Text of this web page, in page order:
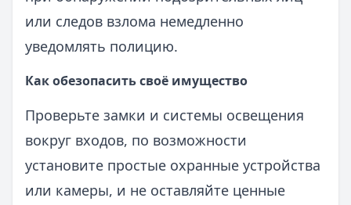
или следов взлома немедленно
уведомлять полицию.
Как обезопасить своё имущество
Проверьте замки и системы освещения
вокруг входов, по возможности
установите простые охранные устройства
или камеры, и не оставляйте ценные